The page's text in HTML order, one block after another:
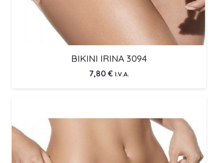
BIKINI IRINA 3094
7,80 € I.V.A.